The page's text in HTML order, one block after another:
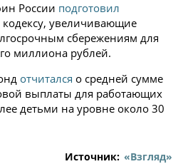
России подготовил
увеличивающие
сбережениям для
миллиона рублей.
отчитался о средней сумме
выплаты для работающих
детьми на уровне около 30
Источник: «Взгляд»